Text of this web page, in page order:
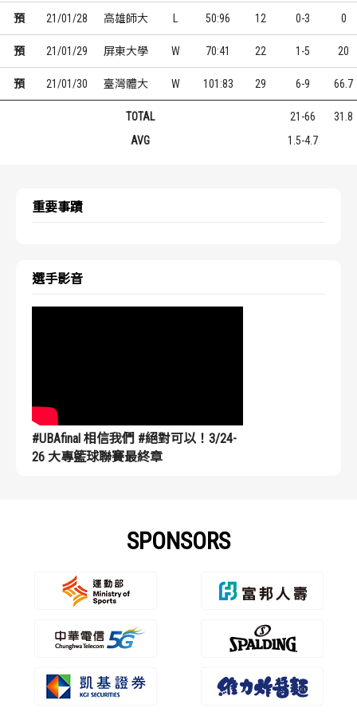
預 21/01/28 高雄師大 50:96 12 0-3 0
預 21/01/29 屏東大學 W 70:41 22 1-5 20
預 21/01/30 臺灣體大 W 101:83 29 6-9 66.7
TOTAL 21-66
31.8
AVG
1.5-4.7
重要事蹟
選手影音
#UBAfinal 相信我們 #絕對可以！3/24-
26 大專籃球聯賽最終章
SPONSORS